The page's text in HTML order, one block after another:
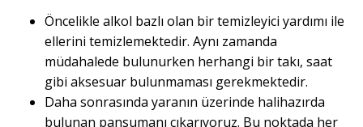
Öncelikle alkol bazlı olan bir temizleyici yardımı ile
ellerini temizlemektedir. Aynı zamanda
müdahalede bulunurken herhangi bir takı, saat
gibi aksesuar bulunmaması gerekmektedir.
Daha sonrasında yaranın üzerinde halihazırda
bulunan pansumanı çıkarıyoruz. Bu noktada her